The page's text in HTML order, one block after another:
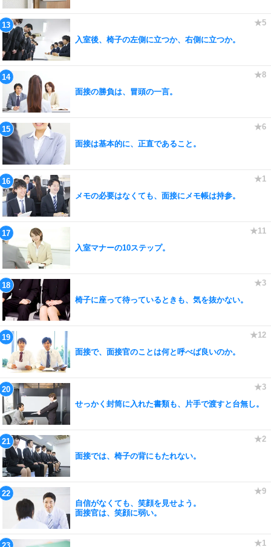
入室後、椅子の左側に立つか、右側に立つか。
面接の勝負は、冒頭の一言。
面接は基本的に、正直であること。
メモの必要はなくても、面接にメモ帳は持参。
入室マナーの10ステップ。
椅子に座って待っているときも、気を抜かない。
面接で、面接官のことは何と呼べば良いのか。
せっかく封筒に入れた書類も、片手で渡すと台無し。
面接では、椅子の背にもたれない。
自信がなくても、笑顔を見せよう。
面接官は、笑顔に弱い。